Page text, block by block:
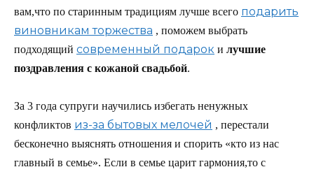
вам,что по старинным традициям лучше всего подарить
виновникам торжества , поможем выбрать
подходящий современный подарок и лучшие
поздравления с кожаной свадьбой.
За 3 года супруги научились избегать ненужных
конфликтов из-за бытовых мелочей , перестали
бесконечно выяснять отношения и спорить «кто из нас
главный в семье». Если в семье царит гармония,то с